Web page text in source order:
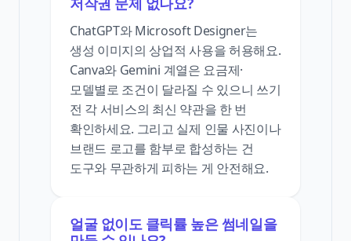
ChatGPT와 Microsoft Designer는
생성 이미지의 상업적 사용을 허용해요.
Canva와 Gemini 계열은 요금제·
모델별로 조건이 달라질 수 있으니 쓰기
전 각 서비스의 최신 약관을 한 번
확인하세요. 그리고 실제 인물 사진이나
브랜드 로고를 함부로 합성하는 건
도구와 무관하게 피하는 게 안전해요.
얼굴 없이도 클릭률 높은 썸네일을